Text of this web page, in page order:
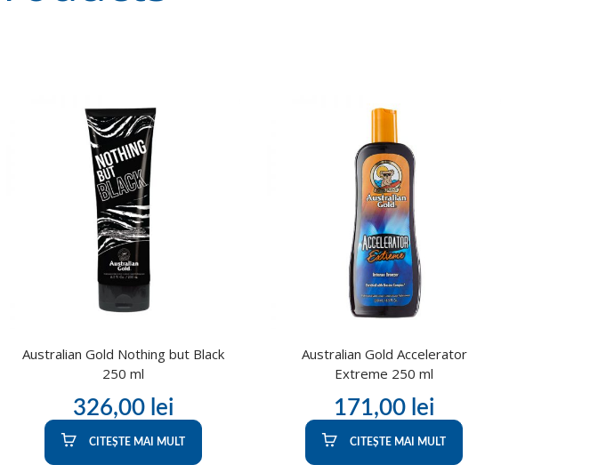
Australian Gold Nothing but Black
250 ml
326,00 lei
CITEȘTE MAI MULT
Australian Gold Accelerator
Extreme 250 ml
171,00 lei
CITEȘTE MAI MULT